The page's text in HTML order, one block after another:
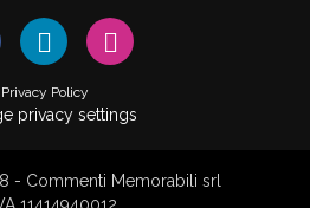
Privacy Policy
privacy settings
- Commenti Memorabili srl
11414940012